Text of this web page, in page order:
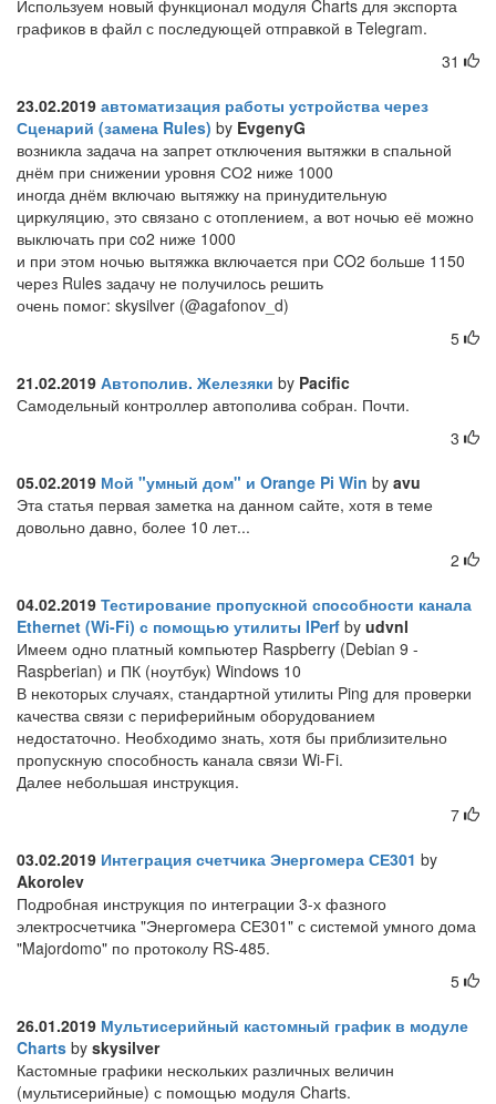
Используем новый функционал модуля Charts для экспорта
графиков в файл с последующей отправкой в Telegram.
31
23.02.2019 автоматизация работы устройства через
Сценарий (замена Rules) by EvgenyG
возникла задача на запрет отключения вытяжки в спальной
днём при снижении уровня СО2 ниже 1000
иногда днём включаю вытяжку на принудительную
циркуляцию, это связано с отоплением, а вот ночью её можно
выключать при co2 ниже 1000
и при этом ночью вытяжка включается при CO2 больше 1150
через Rules задачу не получилось решить
очень помог: skysilver (@agafonov_d)
5
21.02.2019 Автополив. Железяки by Pacific
Самодельный контроллер автополива собран. Почти.
3
05.02.2019 Мой "умный дом" и Orange Pi Win by avu
Эта статья первая заметка на данном сайте, хотя в теме
довольно давно, более 10 лет...
2
04.02.2019 Тестирование пропускной способности канала
Ethernet (Wi-Fi) с помощью утилиты IPerf by udvnl
Имеем одно платный компьютер Raspberry (Debian 9 -
Raspberian) и ПК (ноутбук) Windows 10
В некоторых случаях, стандартной утилиты Ping для проверки
качества связи с периферийным оборудованием
недостаточно. Необходимо знать, хотя бы приблизительно
пропускную способность канала связи Wi-Fi.
Далее небольшая инструкция.
7
03.02.2019 Интеграция счетчика Энергомера СЕ301 by
Akorolev
Подробная инструкция по интеграции 3-х фазного
электросчетчика "Энергомера СЕ301" с системой умного дома
"Majordomo" по протоколу RS-485.
5
26.01.2019 Мультисерийный кастомный график в модуле
Charts by skysilver
Кастомные графики нескольких различных величин
(мультисерийные) с помощью модуля Charts.